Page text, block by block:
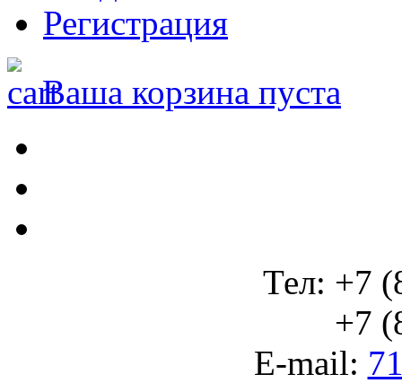
Регистрация
Ваша корзина пуста
Тел: +7
+7
E-mail: